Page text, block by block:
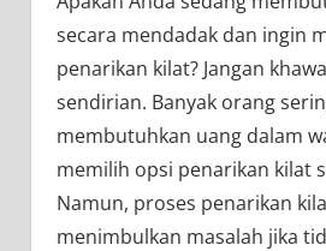
secara mendadak dan ingin
penarikan kilat? Jangan
sendirian. Banyak orang
membutuhkan uang dalam
memilih opsi penarikan kilat
Namun, proses penarikan
menimbulkan masalah jika